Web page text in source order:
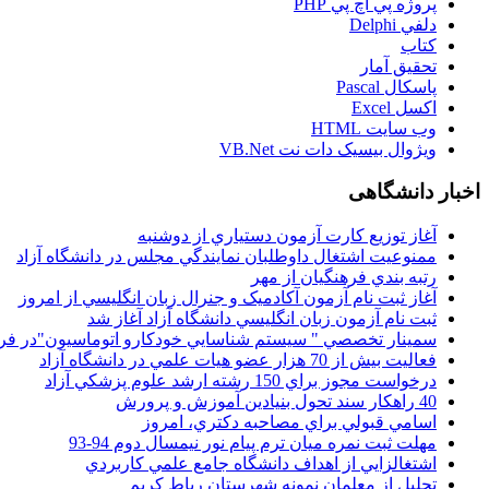
پروژه پي اچ پي PHP
دلفي Delphi
کتاب
تحقيق آمار
پاسکال Pascal
اکسل Excel
وب سايت HTML
ويژوال بيسيک دات نت VB.Net
اخبار دانشگاهی
آغاز توزيع کارت آزمون دستياري از دوشنبه
ممنوعيت اشتغال داوطلبان نمايندگي مجلس در دانشگاه آزاد
رتبه بندي فرهنگيان از مهر
آغاز ثبت نام آزمون آکادميک و جنرال زبان انگليسي از امروز
ثبت نام آزمون زبان انگليسي دانشگاه آزاد آغاز شد
سمينار تخصصي " سيستم شناسايي خودکارو اتوماسيون"در
فعاليت بيش از 70 هزار عضو هيات علمي در دانشگاه آزاد
درخواست مجوز براي 150 رشته ارشد علوم پزشکي آزاد
40 راهکار سند تحول بنيادين آموزش و پرورش
اسامي قبولي براي مصاحبه دکتري، امروز
مهلت ثبت نمره میان ترم پیام نور نیمسال دوم 94-93
اشتغالزايي از اهداف دانشگاه جامع علمي کاربردي
تجليل از معلمان نمونه شهرستان رباط کريم